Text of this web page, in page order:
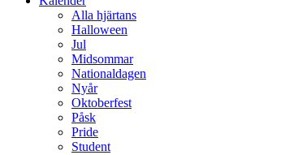
Alla hjärtans
Halloween
Jul
Midsommar
Nationaldagen
Nyår
Oktoberfest
Påsk
Pride
Student